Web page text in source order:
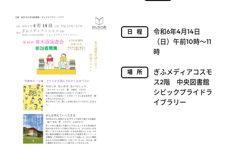
日程
令和6年4月14日
（日）午前10時～11
時
場所
ぎふメディアコスモ
ス2階 中央図書館
シビックプライドラ
イブラリー